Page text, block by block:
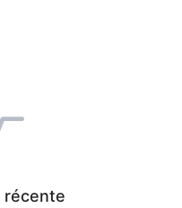
récente